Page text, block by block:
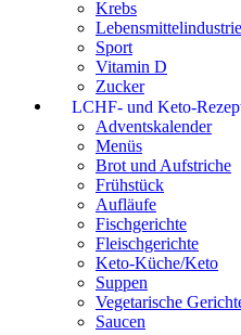
Krebs
Sport
Vitamin D
Zucker
LCHF- und Keto-
Adventskalender
Menüs
Brot und Aufstriche
Frühstück
Aufläufe
Fischgerichte
Fleischgerichte
Keto-Küche/Keto
Suppen
Vegetarische
Saucen